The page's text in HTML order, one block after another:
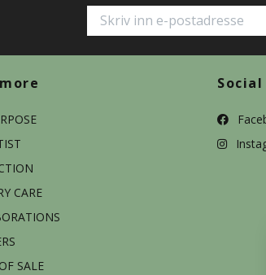
CARE
SALE